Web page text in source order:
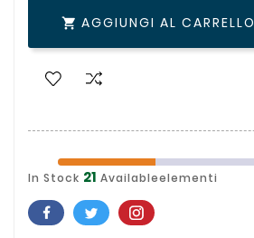
 AGGIUNGI AL CARRELLO
In Stock 21 Availableelementi